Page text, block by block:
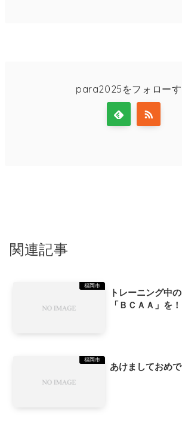
para2025をフォローす
関連記事
福岡市
トレーニング中
「ＢＣＡＡ」を！
福岡市
あけましておめ